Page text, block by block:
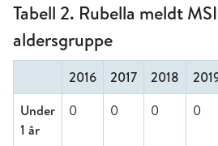
Tabell 2. Rubella meldt
aldersgruppe
2016 2017 2018
Under
1 år
0 0 0 0